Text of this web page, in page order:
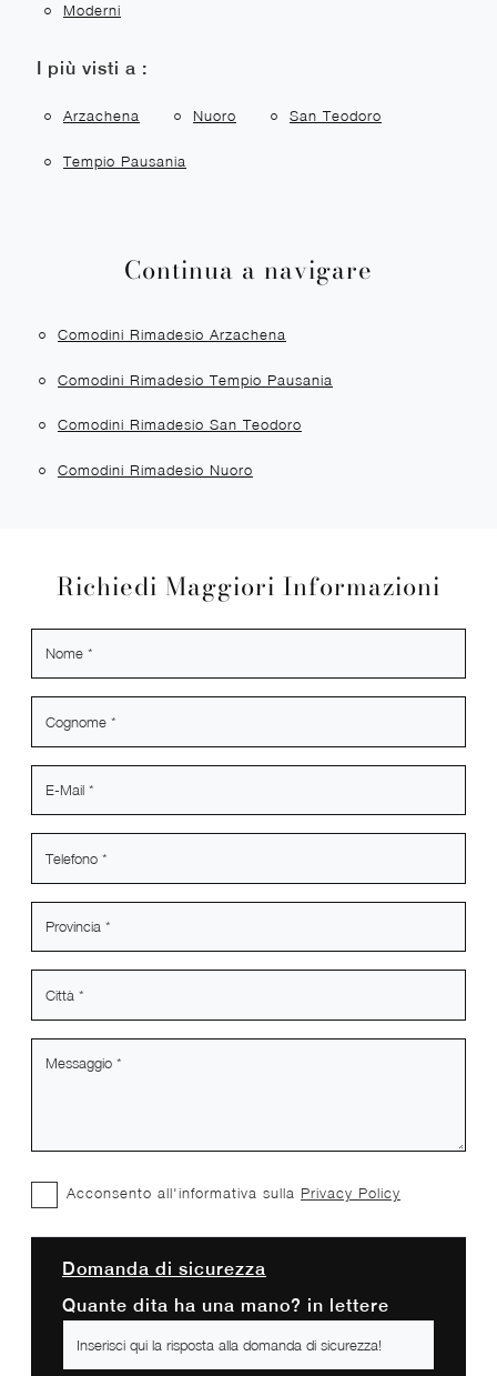
Moderni
I più visti a :
Arzachena Nuoro San Teodoro
Tempio Pausania
Continua a navigare
Comodini Rimadesio Arzachena
Comodini Rimadesio Tempio Pausania
Comodini Rimadesio San Teodoro
Comodini Rimadesio Nuoro
Richiedi Maggiori Informazioni
Acconsento all'informativa sulla Privacy Policy
Domanda di sicurezza
Quante dita ha una mano? in lettere